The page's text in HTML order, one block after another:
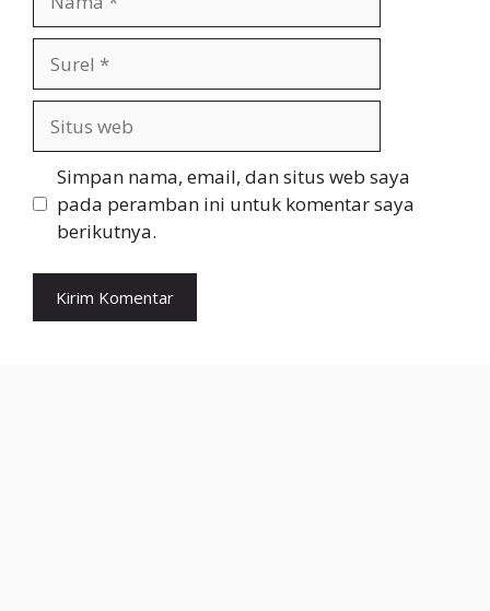
web
Simpan nama, email, dan situs web saya
pada peramban ini untuk komentar saya
berikutnya.